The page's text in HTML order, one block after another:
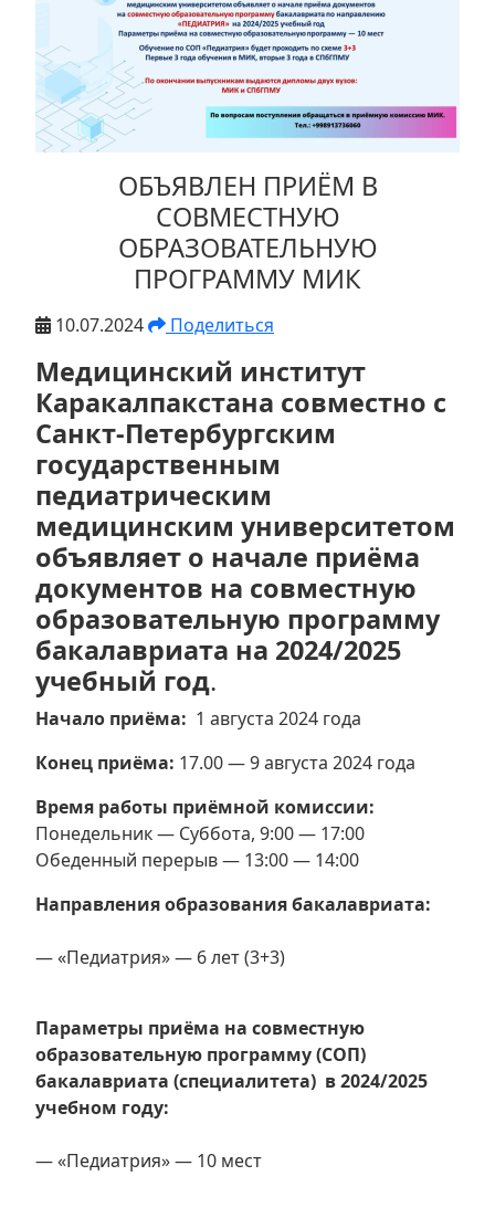
shortcut
activates
navigate
interact
content.
ОБЪЯВЛЕН ПРИЁМ В
СОВМЕСТНУЮ
ОБРАЗОВАТЕЛЬНУЮ
ПРОГРАММУ МИК
10.07.2024 Поделиться
Медицинский институт
Каракалпакстана совместно с
Санкт-Петербургским
государственным
педиатрическим
медицинским университетом
объявляет о начале приёма
документов на совместную
образовательную программу
бакалавриата на 2024/2025
учебный год.
Начало приёма: 1 августа 2024 года
Конец приёма: 17.00 — 9 августа 2024 года
Время работы приёмной комиссии:
Понедельник — Суббота, 9:00 — 17:00
Обеденный перерыв — 13:00 — 14:00
Направления образования бакалавриата:
— «Педиатрия» — 6 лет (3+3)
Параметры приёма на совместную
образовательную программу (СОП)
бакалавриата (специалитета) в 2024/2025
учебном году:
— «Педиатрия» — 10 мест